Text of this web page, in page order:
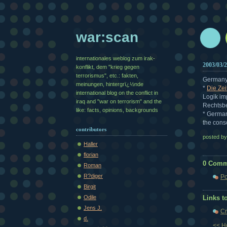
2003/03/
* Die
Logik
*
the
posted
0
Links
<<
war:scan
internationales weblog zum irak-
konflikt, dem "krieg gegen
terrorismus", etc.: fakten,
meinungen, hintergrï¿½nde
international blog on the conflict in
iraq and "war on terrorism" and the
like: facts, opinions, backgrounds
contributors
Haller
florian
Roman
R?diger
Birgit
Odile
Jens J.
d.